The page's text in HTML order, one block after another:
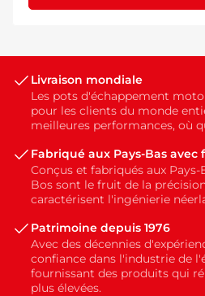
Livraison mondiale
Les pots d'échappement
pour les clients du monde
meilleures performances, où
Fabriqué aux Pays-Bas avec
Conçus et fabriqués aux
Bos sont le fruit de la
caractérisent l'ingénierie
Patrimoine depuis 1976
Avec des décennies
confiance dans l'industrie de
fournissant des produits qui
plus élevées.